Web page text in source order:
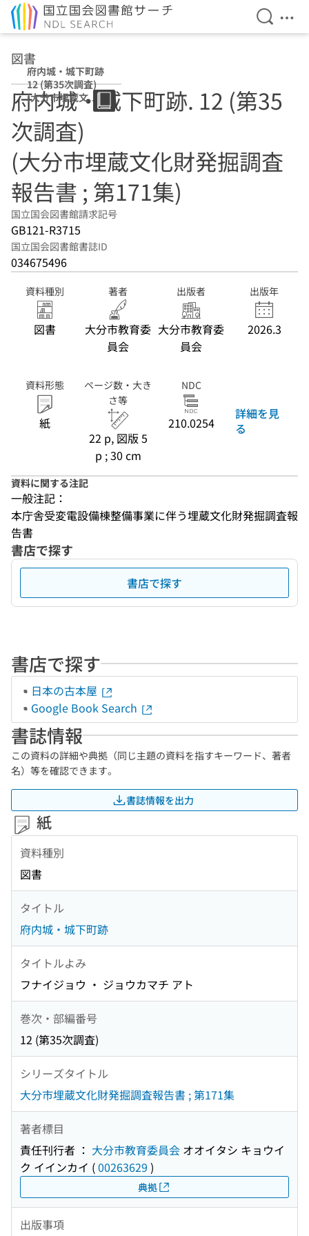
検索を
メ
図書
府内城・城下町跡
12 (第35次調査)
(大分市埋蔵文化
財発掘調査報告書
; 第171集)
府内城・城下町跡. 12 (第35
次調査)
(大分市埋蔵文化財発掘調査
報告書 ; 第171集)
国立国会図書館請求記号
GB121-R3715
国立国会図書館書誌ID
034675496
資料種別
図書
著者
大分市教育委
員会
出版者
大分市教育委
員会
出版年
2026.3
資料形態
紙
ページ数・大き
さ等
22 p, 図版 5
p ; 30 cm
NDC
210.0254
詳細を見
る
資料に関する注記
一般注記：
本庁舎受変電設備棟整備事業に伴う埋蔵文化財発掘調査報
告書
書店で探す
書店で探す
書店で探す
日本の古本屋
Google Book Search
書誌情報
この資料の詳細や典拠（同じ主題の資料を指すキーワード、著者
名）等を確認できます。
書誌情報を出力
紙
資料種別
図書
タイトル
府内城・城下町跡
タイトルよみ
フナイジョウ ・ ジョウカマチ アト
巻次・部編番号
12 (第35次調査)
シリーズタイトル
大分市埋蔵文化財発掘調査報告書 ; 第171集
著者標目
責任刊行者 ： 大分市教育委員会 オオイタシ キョウイ
ク イインカイ (00263629 )
典拠
出版事項